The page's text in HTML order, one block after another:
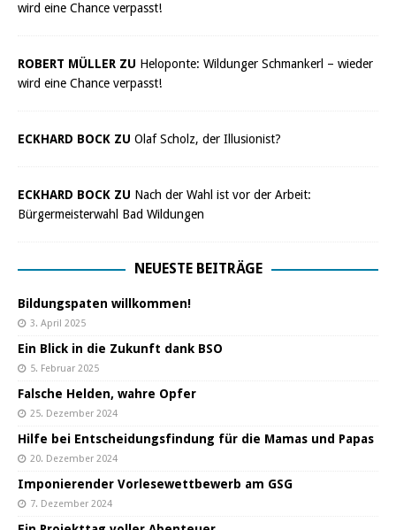
wird eine Chance verpasst!
ROBERT MÜLLER ZU Heloponte: Wildunger Schmankerl – wieder
wird eine Chance verpasst!
ECKHARD BOCK ZU Olaf Scholz, der Illusionist?
ECKHARD BOCK ZU Nach der Wahl ist vor der Arbeit:
Bürgermeisterwahl Bad Wildungen
NEUESTE BEITRÄGE
Bildungspaten willkommen!
3. April 2025
Ein Blick in die Zukunft dank BSO
5. Februar 2025
Falsche Helden, wahre Opfer
25. Dezember 2024
Hilfe bei Entscheidungsfindung für die Mamas und Papas
20. Dezember 2024
Imponierender Vorlesewettbewerb am GSG
7. Dezember 2024